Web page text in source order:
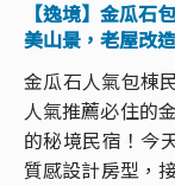
【逸境】金瓜石
美山景，老屋改
金瓜石人氣包棟
人氣推薦必住的
的秘境民宿！今
質感設計房型，